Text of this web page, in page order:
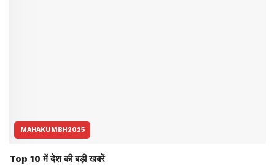
MAHAKUMBH2025
Top 10 में देश की बड़ी खबरें